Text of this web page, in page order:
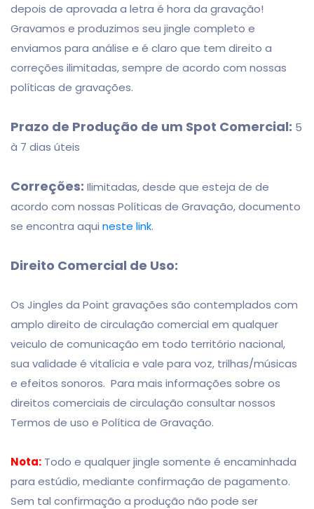
depois de aprovada a letra é hora da gravação!
Gravamos e produzimos seu jingle completo e
enviamos para análise e é claro que tem direito a
correções ilimitadas, sempre de acordo com nossas
políticas de gravações.
Prazo de Produção de um Spot Comercial: 5
à 7 dias úteis
Correções: Ilimitadas, desde que esteja de de
acordo com nossas Políticas de Gravação, documento
se encontra aqui neste link.
Direito Comercial de Uso:
Os Jingles da Point gravações são contemplados com
amplo direito de circulação comercial em qualquer
veiculo de comunicação em todo território nacional,
sua validade é vitalícia e vale para voz, trilhas/músicas
e efeitos sonoros. Para mais informações sobre os
direitos comerciais de circulação consultar nossos
Termos de uso e Política de Gravação.
Nota: Todo e qualquer jingle somente é encaminhada
para estúdio, mediante confirmação de pagamento.
Sem tal confirmação a produção não pode ser